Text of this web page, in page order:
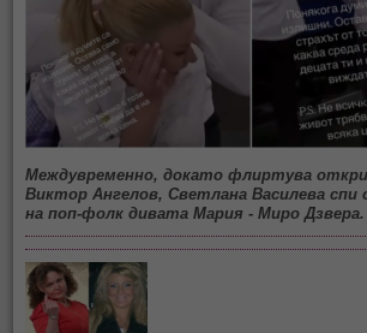
Междувременно, докато флиртува
Виктор Ангелов, Светлана Василева спи
на поп-фолк дивата Мария - Миро Дзвера.